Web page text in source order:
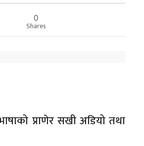
0
Shares
प्राणेर सखी अडियो तथा